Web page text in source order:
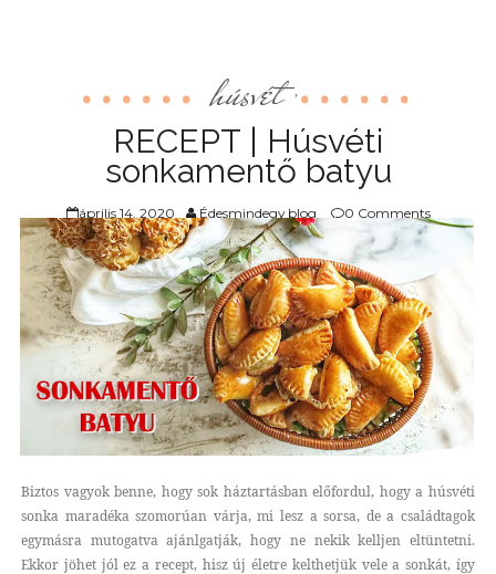
húsvét ,
RECEPT | Húsvéti
sonkamentő batyu
április 14, 2020 Édesmindegy blog 0 Comments
Biztos vagyok benne, hogy sok háztartásban előfordul, hogy a húsvéti
sonka maradéka szomorúan várja, mi lesz a sorsa, de a családtagok
egymásra mutogatva ajánlgatják, hogy ne nekik kelljen eltüntetni.
Ekkor jöhet jól ez a recept, hisz új életre kelthetjük vele a sonkát, így